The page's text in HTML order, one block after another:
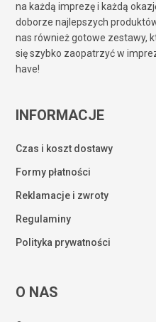
na każdą imprezę i każdą
doborze najlepszych
nas również gotowe zestawy,
się szybko zaopatrzyć w
have!
INFORMACJE
Czas i koszt dostawy
Formy płatności
Reklamacje i zwroty
Regulaminy
Polityka prywatności
O NAS